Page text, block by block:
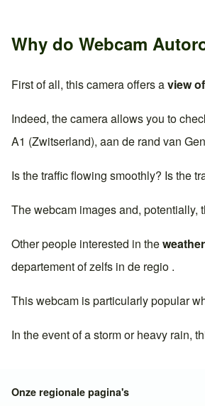
Why do Webcam
First of all, this camera offers aview
Indeed, the camera allows you to
A1 (Zwitserland), aan de rand van
Is the traffic flowing smoothly? Is the
The webcam images and, potentially,
Other people interested in theweather
departement of zelfs in de regio .
This webcam is particularly popular
In the event of a storm or heavy rain,
Onze regionale pagina's